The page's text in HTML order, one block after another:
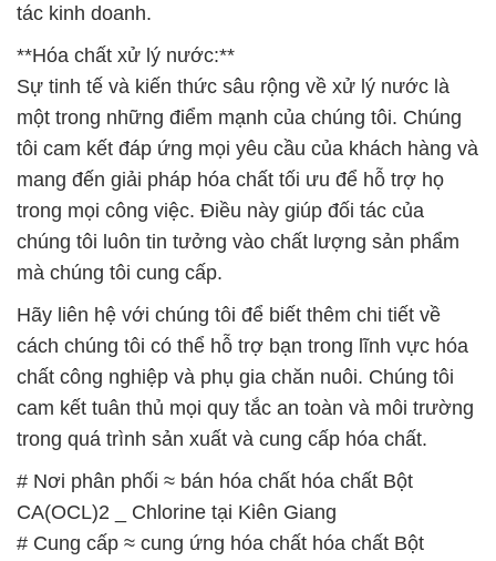
tác kinh doanh.
**Hóa chất xử lý nước:**
Sự tinh tế và kiến thức sâu rộng về xử lý nước là
một trong những điểm mạnh của chúng tôi. Chúng
tôi cam kết đáp ứng mọi yêu cầu của khách hàng và
mang đến giải pháp hóa chất tối ưu để hỗ trợ họ
trong mọi công việc. Điều này giúp đối tác của
chúng tôi luôn tin tưởng vào chất lượng sản phẩm
mà chúng tôi cung cấp.
Hãy liên hệ với chúng tôi để biết thêm chi tiết về
cách chúng tôi có thể hỗ trợ bạn trong lĩnh vực hóa
chất công nghiệp và phụ gia chăn nuôi. Chúng tôi
cam kết tuân thủ mọi quy tắc an toàn và môi trường
trong quá trình sản xuất và cung cấp hóa chất.
# Nơi phân phối ≈ bán hóa chất hóa chất Bột
CA(OCL)2 _ Chlorine tại Kiên Giang
# Cung cấp ≈ cung ứng hóa chất hóa chất Bột